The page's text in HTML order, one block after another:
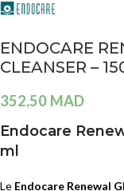
ENDOCARE
CLEANSER –
352,50 MAD
Endocare
ml
Le Endocare Renewal